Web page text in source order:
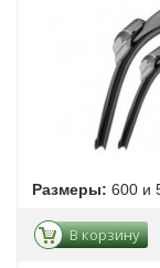
Размеры: 600 и
В корзину